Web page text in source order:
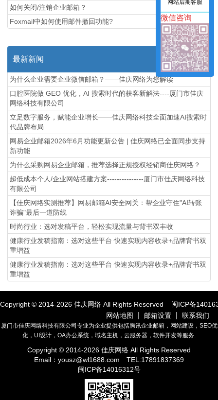
如何关闭/注销企业邮箱？
Foxmail中如何使用邮件撤回功能?
最新新闻
为什么企业需要企业微信邮箱？——佳庆网络为您解读
口腔医院做 GEO 优化，AI 搜索时代的获客新解法----厦门市佳庆
网络科技有限公司
立足数字服务，赋能企业增长——佳庆网络科技全面加速AI搜索时
代品牌布局
网易企业邮箱2026年6月功能更新公告 | 佳庆网络已全面同步支持
新功能
为什么采购网易企业邮箱，推荐选择正规授权经销商佳庆网络？
超低成本个人/企业网站搭建方案---------------厦门市佳庆网络科技
有限公司
【佳庆网络实测推荐】网易邮箱AI安全网关：帮企业守住"AI转账
诈骗"最后一道防线
时尚行业：选对发稿平台，轻松实现流量与背书双丰收
健康行业发稿指南：选对这些平台 快速实现内容收录+品牌背书双
重增益
健康行业发稿指南：选对这些平台 快速实现内容收录+品牌背书双
重增益
Copyright © 2014-2026 佳庆网络 All Rights Reserved 闽ICP备
网站地图
邮箱设置 联系我们
厦门市佳庆网络科技有限公司专业为企业提供包括腾讯企业邮箱，网站建设，SEO优
化，UI设计，OA办公系统，域名主机，云服务器，软件开发等服务.
Copyright © 2014-2026 佳庆网络 All Rights Reserved
Email： yousz@wl1688.com
TEL:17891837369
闽ICP备14016312号
网站后期客服
微信咨询